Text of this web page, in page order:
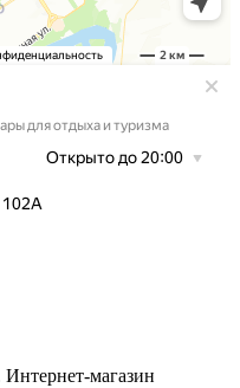
магазин